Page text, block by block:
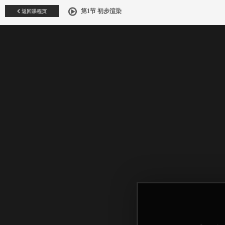
返回课程页 第1节 初步渲染